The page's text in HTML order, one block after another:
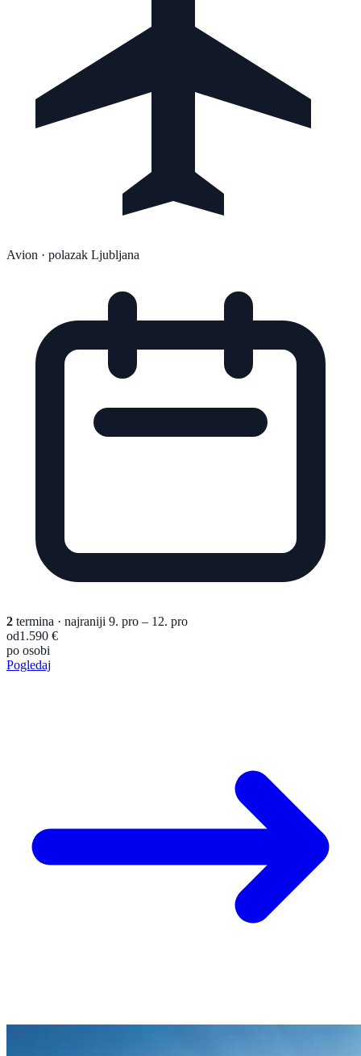
Avion · polazak Ljubljana
2 termina · najraniji 9. pro – 12. pro
od1.590 €
po osobi
Pogledaj